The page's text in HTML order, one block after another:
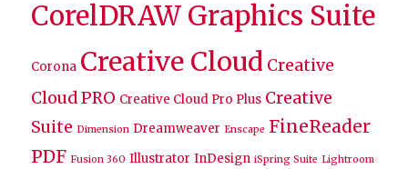
CorelDRAW Graphics Suite
Corona Creative Cloud Creative
Cloud PRO Creative Cloud Pro Plus Creative
Suite Dimension Dreamweaver Enscape FineReader
PDF Fusion 360 Illustrator InDesign iSpring Suite Lightroom